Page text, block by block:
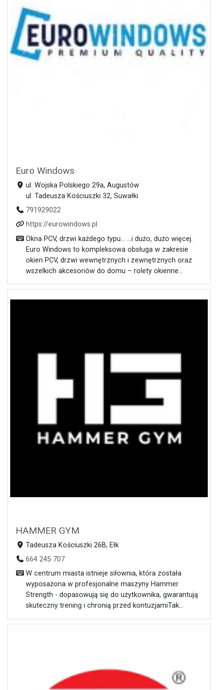
Euro Windows
ul. Wojska Polskiego 29a, Augustów
ul. Tadeusza Kościuszki 32, Suwałki
791929022
https://eurowindows.pl
Okna PCV, drzwi każdego typu... …i dużo, dużo więcej.
Euro Windows to kompleksowa obsługa w zakresie
okien PCV, drzwi wewnętrznych i zewnętrznych oraz
wszelkich akcesoriów do domu – rolety okienne...
HAMMER GYM
Tadeusza Kościuszki 26B, Ełk
664 245 707
W centrum miasta istnieje siłownia, która została
wyposażona w profesjonalne maszyny Hammer
Strength - dopasowują się do użytkownika, gwarantują
skuteczny trening i chronią przed kontuzjamiTak...